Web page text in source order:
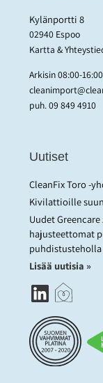
Kylänportti 8
02940 Espoo
Kartta &
Arkisin 08:00-16:00
puh.09 849 4910
Uutiset
CleanFix Toro -
Kivilattioille
Uudet
hajusteettomat
puhdistusteholla
Lisää uutisia »